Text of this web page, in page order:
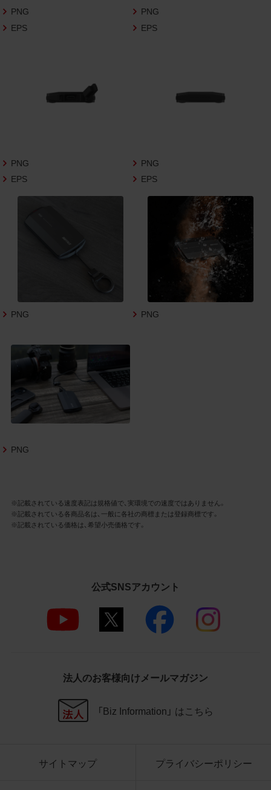
商品写真データ利用規約
2.利用許諾
の報道・解説に利用する場合に限り商品写
真データを複製、送信可能化して利用でき
除き、上記の目的、利用方法以外に商品写真
データを利用することはできません。
3.遵守事項
お客様は、商品写真データの利用に際し、次
の各号に掲げる事項を遵守するものとしま
商品写真データの全部又は一部の譲
示の除去等をしないこと
商品写真データに表示されている当
社商品についての情報（社名、商品名
等）を併記する等の方法により、商品
写真データに表示されている商品が、
当社の商品であることを特定できる
表示を行うこと
て利用しないこと
商品写真データを他社のロゴ又は他
社商品等に近づけて掲記するなどし
いと看者が判断することを困難とす
用しないこと
適合性、有用性、最新性、第三者権利の非侵
ん。また、商品写真データの利用に起因し
て発生した一切の損害について、当社はそ
を中止することがありますのでご了承くだ
PNG
EPS
PNG
EPS
PNG
EPS
PNG
EPS
PNG PNG
PNG
※記載されている速度表記は規格値で、実環境での速度ではありません。
※記載されている各商品名は、一般に各社の商標または登録商標です。
※記載されている価格は、希望小売価格です。
公式SNSアカウント
法人のお客様向けメールマガジン
「Biz Information」 はこちら
サイトマップ プライバシーポリシー